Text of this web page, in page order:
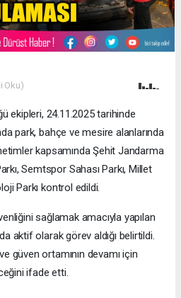
Oku)
ekipleri, 24.11.2025 tarihinde
park, bahçe ve mesire alanlarında
kapsamında Şehit Jandarma
Semtspor Sahası Parkı, Millet
Parkı kontrol edildi.
sağlamak amacıyla yapılan
aktif olarak görev aldığı belirtildi.
güven ortamının devamı için
ifade etti.